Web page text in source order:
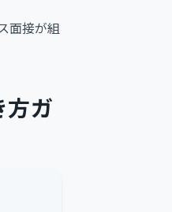
面接が組
方ガ